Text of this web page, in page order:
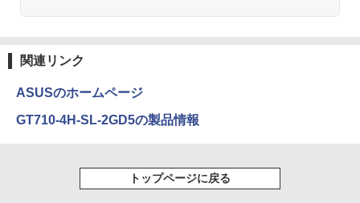
【全巻】 ワンパンマン 1-37巻セット
￥18,876
軽量 ブルートゥースHi-Fi 最大36時間再生 ぶ
るーとゅーす コードレス ENCノイズキャン
セリング 自動ペアリング Type-C充電 マイク
￥250
強炭酸水 ペットボトル 500ミリリットル (Sm
art Basic)
￥572
関連リンク
ASUSのホームページ
GT710-4H-SL-2GD5の製品情報
トップページに戻る